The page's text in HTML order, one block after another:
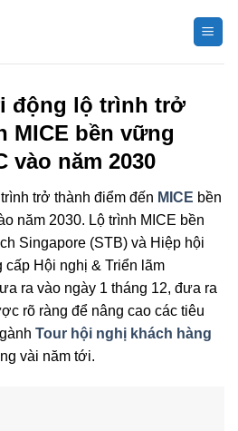
động lộ trình trở
MICE bền vững
vào năm 2030
trở thành điểm đến MICE bền
năm 2030. Lộ trình MICE bền
Singapore (STB) và Hiệp hội
cấp Hội nghị & Triển lãm
ra vào ngày 1 tháng 12, đưa ra
rõ ràng để nâng cao các tiêu
Tour hội nghị khách hàng
vài năm tới.